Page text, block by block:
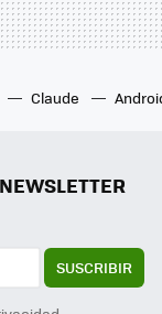
Claude
SUSCRIBIR